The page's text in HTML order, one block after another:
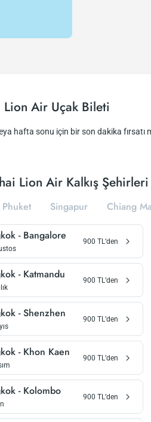
Lion Air Uçak Bileti
hafta sonu için bir son dakika fırsatı
Lion Air Kalkış Şehirleri
Phuket Singapur Chiang
- Bangalore 900 TL’den
- Katmandu 900 TL’den
-Shenzhen 900 TL’den
- Khon Kaen 900 TL’den
- Kolombo 900 TL’den